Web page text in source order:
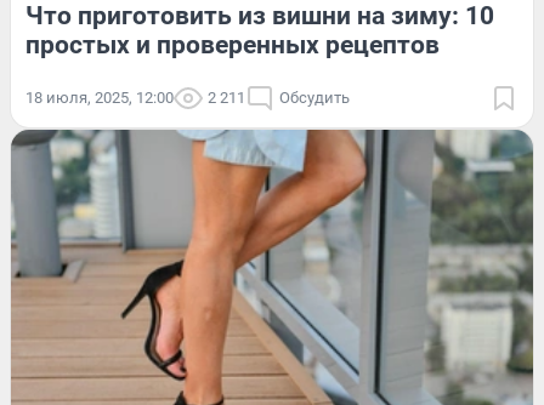
Что приготовить из вишни на зиму: 10
простых и проверенных рецептов
18 июля, 2025, 12:00 2 211 Обсудить